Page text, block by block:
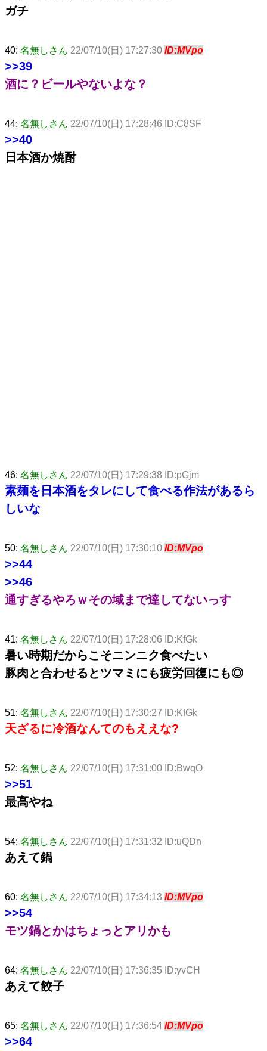
ガチ
40: 名無しさん 22/07/10(日) 17:27:30 ID:MVpo
>>39
酒に？ビールやないよな？
44: 名無しさん 22/07/10(日) 17:28:46 ID:C8SF
>>40
日本酒か焼酎
46: 名無しさん 22/07/10(日) 17:29:38 ID:pGjm
素麺を日本酒をタレにして食べる作法があるら
しいな
50: 名無しさん 22/07/10(日) 17:30:10 ID:MVpo
>>44
>>46
通すぎるやろｗその域まで達してないっす
41: 名無しさん 22/07/10(日) 17:28:06 ID:KfGk
暑い時期だからこそニンニク食べたい
豚肉と合わせるとツマミにも疲労回復にも◎
51: 名無しさん 22/07/10(日) 17:30:27 ID:KfGk
天ざるに冷酒なんてのもええな?
52: 名無しさん 22/07/10(日) 17:31:00 ID:BwqO
>>51
最高やね
54: 名無しさん 22/07/10(日) 17:31:32 ID:uQDn
あえて鍋
60: 名無しさん 22/07/10(日) 17:34:13 ID:MVpo
>>54
モツ鍋とかはちょっとアリかも
64: 名無しさん 22/07/10(日) 17:36:35 ID:yvCH
あえて餃子
65: 名無しさん 22/07/10(日) 17:36:54 ID:MVpo
>>64